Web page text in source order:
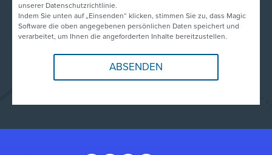
unserer Datenschutzrichtlinie.
Indem Sie unten auf „Einsenden“ klicken, stimmen Sie zu, dass Magic
Software die oben angegebenen persönlichen Daten speichert und
verarbeitet, um Ihnen die angeforderten Inhalte bereitzustellen.